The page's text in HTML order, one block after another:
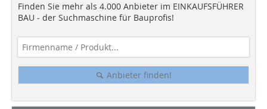
Finden Sie mehr als 4.000 Anbieter im EINKAUFSFÜHRER
BAU - der Suchmaschine für Bauprofis!
Anbieter finden!